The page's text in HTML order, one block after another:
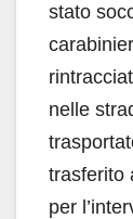
stato
nelle
trasferito
per